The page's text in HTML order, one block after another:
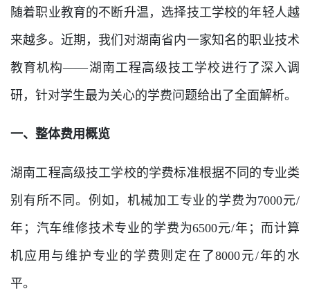
随着职业教育的不断升温，选择技工学校的年轻人越
来越多。近期，我们对湖南省内一家知名的职业技术
教育机构——湖南工程高级技工学校进行了深入调
研，针对学生最为关心的学费问题给出了全面解析。
一、整体费用概览
湖南工程高级技工学校的学费标准根据不同的专业类
别有所不同。例如，机械加工专业的学费为7000元/
年；汽车维修技术专业的学费为6500元/年；而计算
机应用与维护专业的学费则定在了8000元/年的水
平。